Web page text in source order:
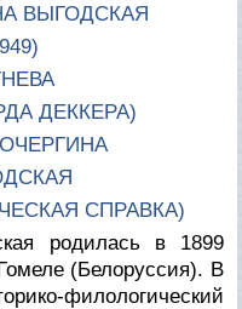
ВЫГОДСКАЯ
ДЕККЕРА)
СПРАВКА)
родилась в 1899
(Белоруссия). В
филологический